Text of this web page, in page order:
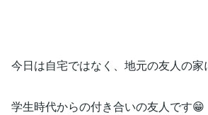
今日は自宅ではなく、地元の友人の家
学生時代からの付き合いの友人です😁